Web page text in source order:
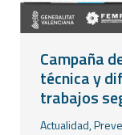
Campaña
técnica y
trabajos
Actualidad,